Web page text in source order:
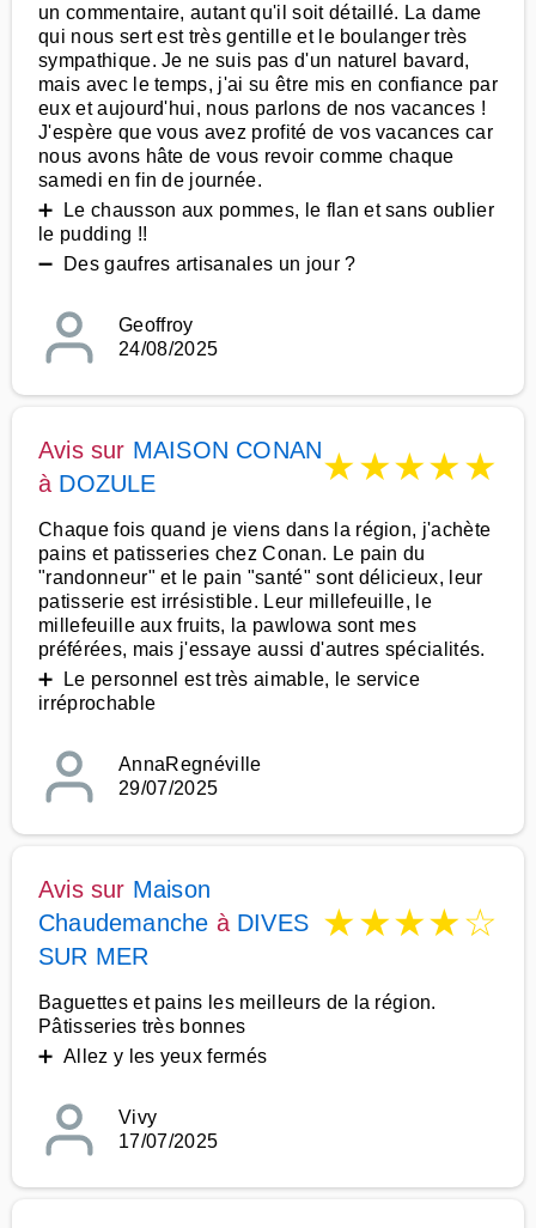
un commentaire, autant qu'il soit détaillé. La dame
qui nous sert est très gentille et le boulanger très
sympathique. Je ne suis pas d'un naturel bavard,
mais avec le temps, j'ai su être mis en confiance par
eux et aujourd'hui, nous parlons de nos vacances !
J'espère que vous avez profité de vos vacances car
nous avons hâte de vous revoir comme chaque
samedi en fin de journée.
➕ Le chausson aux pommes, le flan et sans oublier
le pudding !!
➖ Des gaufres artisanales un jour ?
Geoffroy
24/08/2025
Avis sur MAISON CONAN
à DOZULE ★★★★★
Chaque fois quand je viens dans la région, j'achète
pains et patisseries chez Conan. Le pain du
"randonneur" et le pain "santé" sont délicieux, leur
patisserie est irrésistible. Leur millefeuille, le
millefeuille aux fruits, la pawlowa sont mes
préférées, mais j'essaye aussi d'autres spécialités.
➕ Le personnel est très aimable, le service
irréprochable
AnnaRegnéville
29/07/2025
Avis sur Maison
Chaudemanche à DIVES
SUR MER
★★★★☆
Baguettes et pains les meilleurs de la région.
Pâtisseries très bonnes
➕ Allez y les yeux fermés
Vivy
17/07/2025